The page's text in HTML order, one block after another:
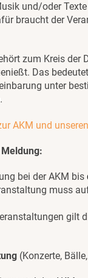
und/oder
braucht der
zum Kreis der
Das
unter
AKM und
bei der AKM bis
muss
gilt
(Konzerte,